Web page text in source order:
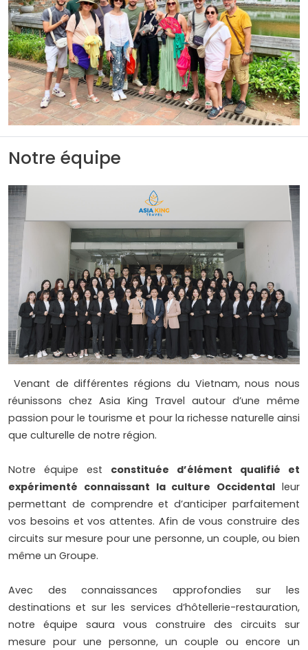
Notre équipe
Venant de différentes régions du Vietnam, nous nous
réunissons chez Asia King Travel autour d’une même
passion pour le tourisme et pour la richesse naturelle ainsi
que culturelle de notre région.
Notre équipe est constituée d’élément qualifié et
expérimenté connaissant la culture Occidental leur
permettant de comprendre et d’anticiper parfaitement
vos besoins et vos attentes. Afin de vous construire des
circuits sur mesure pour une personne, un couple, ou bien
même un Groupe.
Avec des connaissances approfondies sur les
destinations et sur les services d’hôtellerie-restauration,
notre équipe saura vous construire des circuits sur
mesure pour une personne, un couple ou encore un